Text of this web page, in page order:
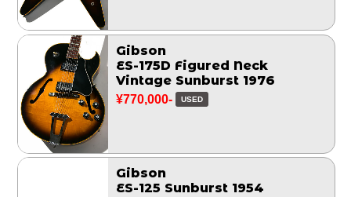
Gibson
ES-175D Figured Neck
Vintage Sunburst 1976
¥770,000- USED
Gibson
ES-125 Sunburst 1954